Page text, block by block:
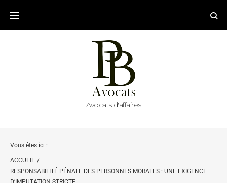
Avocats d'affaires
Vous êtes ici :
ACCUEIL /
RESPONSABILITÉ PÉNALE DES PERSONNES MORALES : UNE EXIGENCE